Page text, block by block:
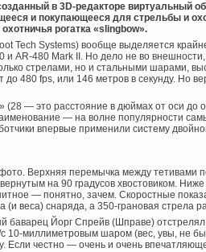
в 3D-редакторе виртуальный
и покупающееся для стрельбы и
рогатка «slingbow».
Tech Systems) вообще выделяется
и AR-480 Mark II. Но дело не во
стрелами, но и стальными шарами,
до 480 fps, или 146 метров в секунду. Но
» (28 — это расстояние в дюймах от оси до
— на волне популярности
впервые применили систему
Верхняя перемычка между тетивами
на 90 градусов хвостовиком.
— понятно, зачем. Скоростные
(и веса) снаряда, а 350-грановая стрела
баварец Йорг Спрейв (Шправе)
10-миллиметровым шаром (вес, увы, не
Если честно — очень и очень